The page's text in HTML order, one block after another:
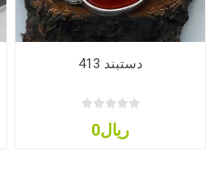
دستبند 413
ریال0